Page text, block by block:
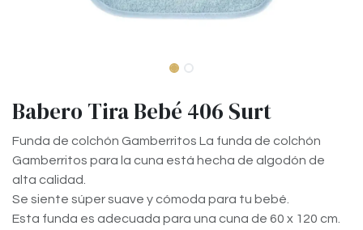
Babero Tira Bebé 406 Surt
Funda de colchón Gamberritos La funda de colchón
Gamberritos para la cuna está hecha de algodón de
alta calidad.
Se siente súper suave y cómoda para tu bebé.
Esta funda es adecuada para una cuna de 60 x 120 cm.